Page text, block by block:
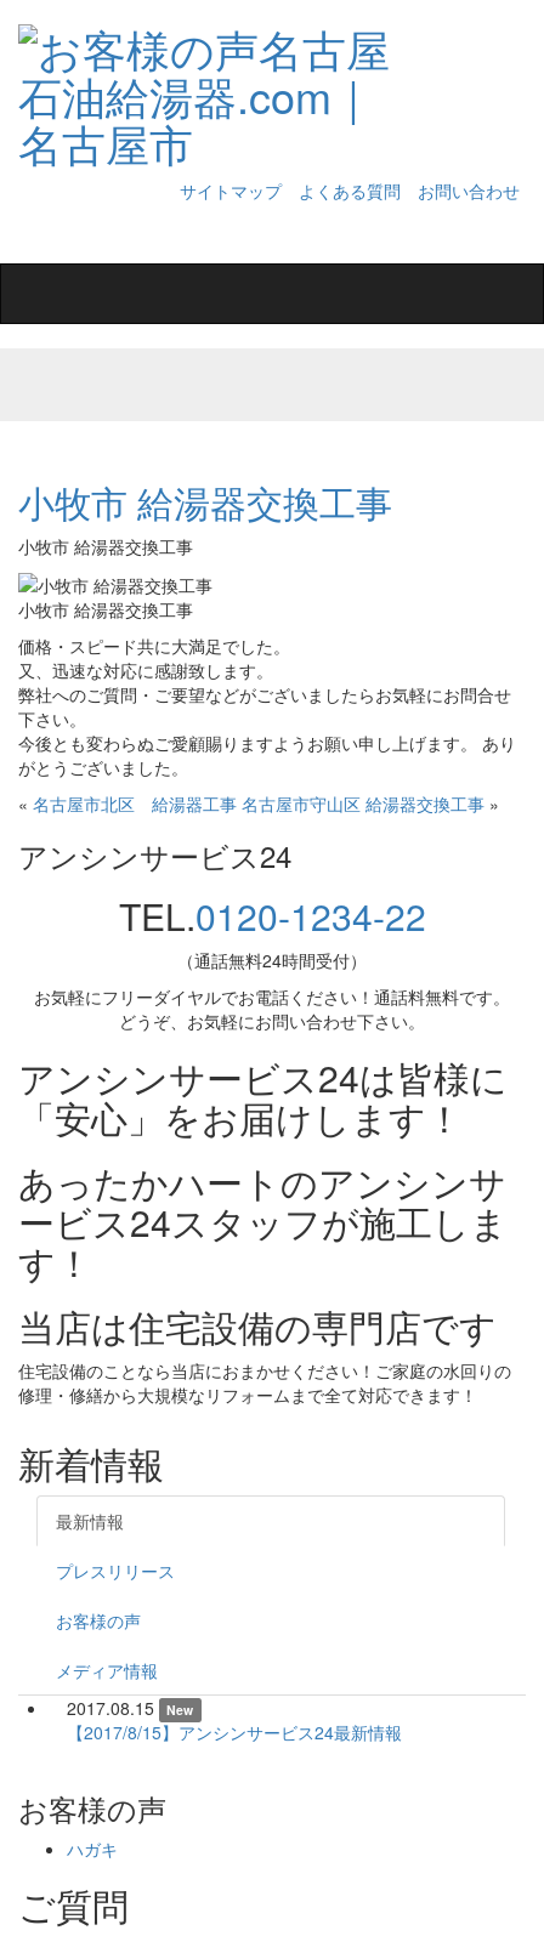
サイトマップ よくある質問
お問い合わせ
小牧市 給湯器交換工事
小牧市 給湯器交換工事
小牧市 給湯器交換工事
価格・スピード共に大満足でした。
又、迅速な対応に感謝致します。
弊社へのご質問・ご要望などがございましたらお気軽にお問合せ
下さい。
今後とも変わらぬご愛顧賜りますようお願い申し上げます。 あり
がとうございました。
« 名古屋市北区 給湯器工事 名古屋市守山区 給湯器交換工事 »
アンシンサービス24
TEL.0120-1234-22
（通話無料24時間受付）
お気軽にフリーダイヤルでお電話ください！通話料無料です。
どうぞ、お気軽にお問い合わせ下さい。
アンシンサービス24は皆様に
「安心」をお届けします！
あったかハートのアンシンサ
ービス24スタッフが施工しま
す！
当店は住宅設備の専門店です
住宅設備のことなら当店におまかせください！ご家庭の水回りの
修理・修繕から大規模なリフォームまで全て対応できます！
新着情報
最新情報
プレスリリース
お客様の声
メディア情報
2017.08.15
New
【2017/8/15】アンシンサービス24最新情報
お客様の声
ハガキ
ご質問